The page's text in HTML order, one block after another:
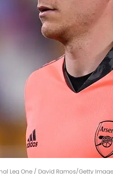
Leg One / David Ramos/Getty